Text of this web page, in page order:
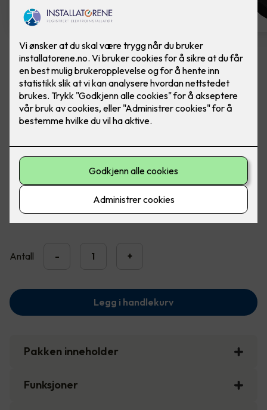
Easee Charge Max
Ferdig montert elbillader. Easee Charge Max er
kraftig, presis og solid.
En MID-sertifisert elbillader designet for å levere nøyaktige
strømmålinger, forståelige fakturaer og full kontroll over
ladekostnadene.
20,990,-
Antall - +
Legg i handlekurv
Pakken inneholder
Funksjoner